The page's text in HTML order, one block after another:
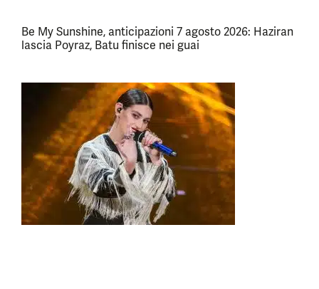
Be My Sunshine, anticipazioni 7 agosto 2026: Haziran
lascia Poyraz, Batu finisce nei guai